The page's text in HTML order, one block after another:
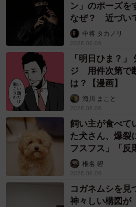
大阪で創業100年の呉服店（提供：呉
振袖をレンタルするお金
大阪市港区で、2つの児童養
つの病後児保育施設を運営し
施設には、それぞれの事情に
どもたち（2〜18歳）がいます
ン」のポーズ
なぜ？ 近づい
未熟」中将 タカノリ
2026.08.06
「明日ひま？
ジ 用件次第で
は？【漫画】
海川 まこと
2026.08.06
飼い主が食べて
た犬さん、爆裂
フスフス」「反
椎名 碧
2026.08.06
コガネムシを見
神々しい構図